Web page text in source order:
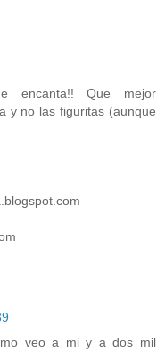
encanta!! Que mejor
y no las figuritas (aunque
veo a mi y a dos mil